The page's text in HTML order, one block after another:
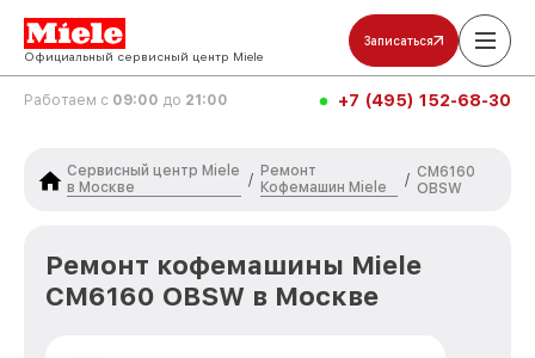
Официальный сервисный центр Miele
Записаться
Работаем с 09:00 до 21:00 +7 (495) 152-68-30
Сервисный центр Miele
в Москве
/
Ремонт
Кофемашин Miele
/ CM6160
OBSW
Ремонт кофемашины Miele
CM6160 OBSW в Москве